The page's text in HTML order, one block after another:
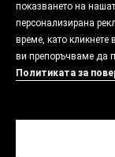
показването на
персонализирана
време, като кликнете
ви препоръчваме да
Политиката за